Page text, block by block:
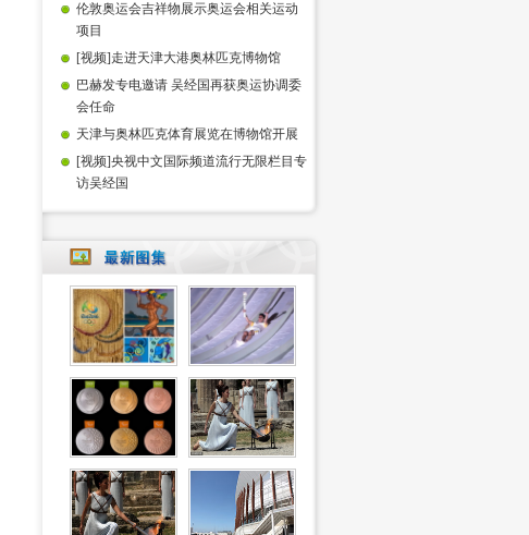
伦敦奥运会吉祥物展示奥运会相关运动
项目
[视频]走进天津大港奥林匹克博物馆
巴赫发专电邀请 吴经国再获奥运协调委
会任命
天津与奥林匹克体育展览在博物馆开展
[视频]央视中文国际频道流行无限栏目专
访吴经国